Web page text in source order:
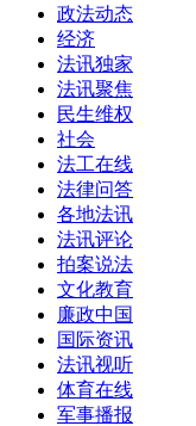
政法动态
经济
法讯独家
法讯聚焦
民生维权
社会
法工在线
法律问答
各地法讯
法讯评论
拍案说法
文化教育
廉政中国
国际资讯
法讯视听
体育在线
军事播报